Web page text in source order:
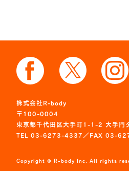
株式会社R-body
〒100-0004
東京都千代田区大手町1-1-2 大手門
TEL 03-6273-4337／FAX 03-
Copyright © R-body Inc. All rights